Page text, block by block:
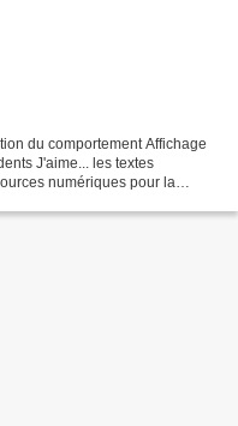
du comportement Affichage
J'aime... les textes
numériques pour la